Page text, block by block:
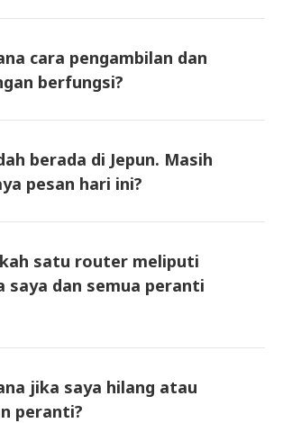
tanpa had dan kami tidak mengenakan had
guna seberapa banyak data yang anda
(Seperti mana-mana rangkaian mudah
sementara boleh menjejaskan
cara pengambilan dan
berfungsi?
terbang utama, atau pilih penghantaran ke
prabayar disertakan—hanya masukkan ke
peti pos di Jepun. Tiada kertas kerja, tiada
berada di Jepun. Masih
pesan hari ini?
lapangan terbang pada hari yang sama
Jika anda tidak pasti, hubungi kami dan
pilihan terpantas untuk kawasan anda.
satu router meliputi
saya dan semua peranti
10 peranti serentak (telefon, tablet,
percuma untuk kegunaan sepanjang hari.
jika saya hilang atau
peranti?